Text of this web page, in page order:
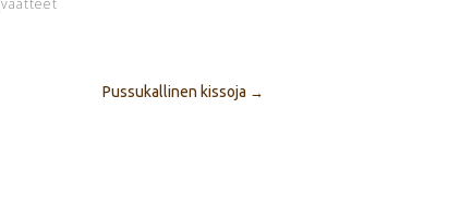
vaatteet
Pussukallinen kissoja →